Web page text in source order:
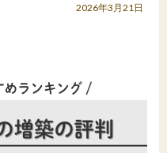
2026年3月21日